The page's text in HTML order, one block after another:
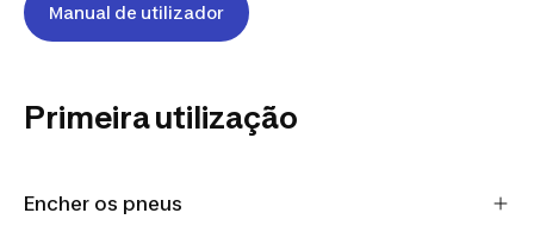
Manual de utilizador
Primeira utilização
Encher os pneus